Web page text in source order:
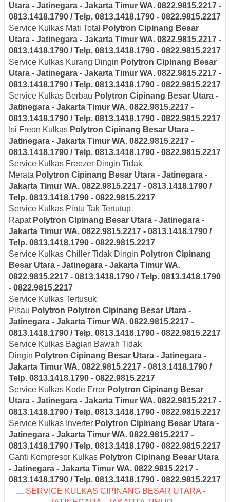
Utara - Jatinegara - Jakarta Timur WA. 0822.9815.2217 -
0813.1418.1790 / Telp. 0813.1418.1790 - 0822.9815.2217
Service Kulkas Mati Total
Polytron Cipinang Besar
Utara - Jatinegara - Jakarta Timur WA. 0822.9815.2217 -
0813.1418.1790 / Telp. 0813.1418.1790 - 0822.9815.2217
Service Kulkas Kurang Dingin Polytron Cipinang Besar
Utara - Jatinegara - Jakarta Timur WA. 0822.9815.2217 -
0813.1418.1790 / Telp. 0813.1418.1790 - 0822.9815.2217
Service Kulkas Berbau Polytron Cipinang Besar Utara -
Jatinegara - Jakarta Timur WA. 0822.9815.2217 -
0813.1418.1790 / Telp. 0813.1418.1790 - 0822.9815.2217
Isi Freon Kulkas Polytron Cipinang Besar Utara -
Jatinegara - Jakarta Timur WA. 0822.9815.2217 -
0813.1418.1790 / Telp. 0813.1418.1790 - 0822.9815.2217
Service Kulkas Freezer Dingin Tidak
Merata Polytron Cipinang Besar Utara - Jatinegara -
Jakarta Timur WA. 0822.9815.2217 - 0813.1418.1790 /
Telp. 0813.1418.1790 - 0822.9815.2217
Service Kulkas Pintu Tak Tertutup
Rapat Polytron Cipinang Besar Utara - Jatinegara -
Jakarta Timur WA. 0822.9815.2217 - 0813.1418.1790 /
Telp. 0813.1418.1790 - 0822.9815.2217
Service Kulkas Chiller Tidak Dingin Polytron Cipinang
Besar Utara - Jatinegara - Jakarta Timur WA.
0822.9815.2217 - 0813.1418.1790 / Telp. 0813.1418.1790
- 0822.9815.2217
Service Kulkas Tertusuk
Pisau Polytron Polytron Cipinang Besar Utara -
Jatinegara - Jakarta Timur WA. 0822.9815.2217 -
0813.1418.1790 / Telp. 0813.1418.1790 - 0822.9815.2217
Service Kulkas Bagian Bawah Tidak
Dingin Polytron Cipinang Besar Utara - Jatinegara -
Jakarta Timur WA. 0822.9815.2217 - 0813.1418.1790 /
Telp. 0813.1418.1790 - 0822.9815.2217
Service Kulkas Kode Error Polytron Cipinang Besar
Utara - Jatinegara - Jakarta Timur WA. 0822.9815.2217 -
0813.1418.1790 / Telp. 0813.1418.1790 - 0822.9815.2217
Service Kulkas Inverter Polytron Cipinang Besar Utara -
Jatinegara - Jakarta Timur WA. 0822.9815.2217 -
0813.1418.1790 / Telp. 0813.1418.1790 - 0822.9815.2217
Ganti Kompresor Kulkas Polytron Cipinang Besar Utara
- Jatinegara - Jakarta Timur WA. 0822.9815.2217 -
0813.1418.1790 / Telp. 0813.1418.1790 - 0822.9815.2217